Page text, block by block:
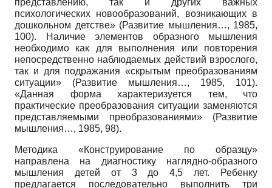
психологических новообразований, возникающих в
дошкольном детстве» (Развитие мышления…, 1985,
100). Наличие элементов образного мышления
необходимо как для выполнения или повторения
непосредственно наблюдаемых действий взрослого,
так и для подражания «скрытым преобразованиям
ситуации» (Развитие мышления…, 1985, 101).
«Данная форма характеризуется тем, что
практические преобразования ситуации заменяются
представляемыми преобразованиями» (Развитие
мышления…, 1985, 98).
Методика «Конструирование по образцу»
направлена на диагностику наглядно-образного
мышления детей от 3 до 4,5 лет. Ребенку
предлагается последовательно выполнить три